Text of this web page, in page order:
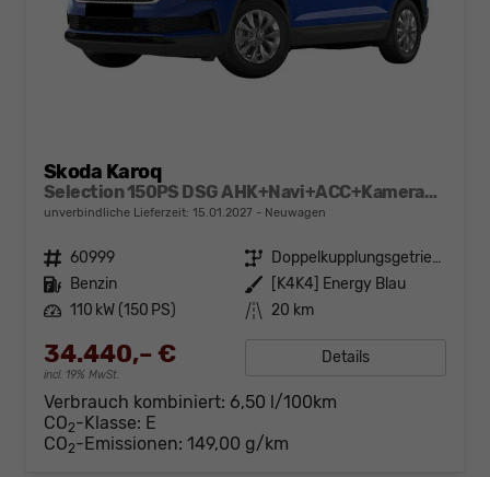
Skoda Karoq
Selection 150PS DSG AHK+Navi+ACC+Kamera+Kessy+Sitzheizung+GV5+Ambiente
unverbindliche Lieferzeit: 15.01.2027 Neuwagen
Fahrzeugnr. 60999 Getriebe
Doppelkupplungsgetriebe (DSG)
Kraftstoff Benzin Außenfarbe
[K4K4] Energy Blau
Leistung 110 kW (150 PS) Kilometerstand 20 km
34.440,– €
incl. 19% MwSt.
Details
Verbrauch kombiniert: 6,50 l/100km
CO2-Klasse: E
CO2-Emissionen: 149,00 g/km